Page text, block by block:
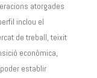
atorgades
inclou el
de treball, teixit
econòmica,
establir